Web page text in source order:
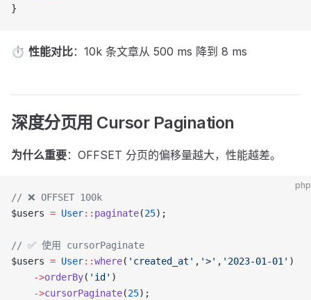
}
⏱ 性能对比：10k 条文章从 500 ms 降到 8 ms
深度分页用 Cursor Pagination
为什么重要：OFFSET 分页的偏移量越大，性能越差。
php
// ❌ OFFSET 100k
$users = User:: paginate(25);
// ✅ 使用 cursorPaginate
$users = User::where( 'created_at' , '>' , '2023-01-01' )
    ->
orderBy( 'id' )
    ->
cursorPaginate(25);